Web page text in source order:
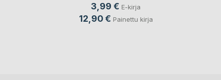
3,99 € E-kirja
12,90 € Painettu kirja